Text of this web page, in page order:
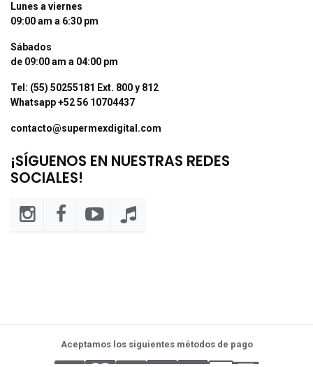
Lunes a viernes
09:00 am a 6:30 pm
Sábados
de 09:00 am a 04:00 pm
Tel: (55) 50255181 Ext. 800 y 812
Whatsapp +52 56 10704437
contacto@supermexdigital.com
¡SÍGUENOS EN NUESTRAS REDES
SOCIALES!
Aceptamos los siguientes métodos de pago